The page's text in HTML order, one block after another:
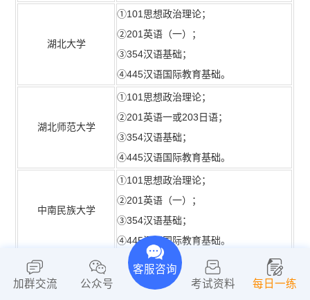
湖北大学
①101思想政治理论；
②201英语（一）；
③354汉语基础；
④445汉语国际教育基础。
湖北师范大学
①101思想政治理论；
②201英语一或203日语；
③354汉语基础；
④445汉语国际教育基础。
中南民族大学
①101思想政治理论；
②201英语（一）；
③354汉语基础；
④445汉语国际教育基础。
①101思想政治理论；
②201英语(一)；
加群交流 公众号
客服咨询
考试资料
每日一练